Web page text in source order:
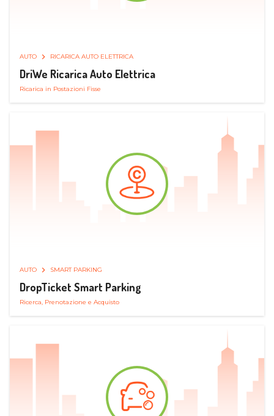
AUTO RICARICA AUTO ELETTRICA
DriWe Ricarica Auto Elettrica
Ricarica in Postazioni Fisse
AUTO SMART PARKING
DropTicket Smart Parking
Ricerca, Prenotazione e Acquisto